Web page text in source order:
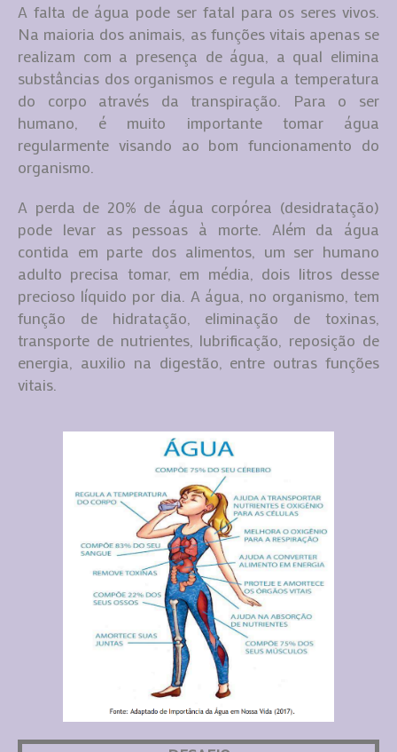
A falta de água pode ser fatal para os seres vivos.
Na maioria dos animais, as funções vitais apenas se
realizam com a presença de água, a qual elimina
substâncias dos organismos e regula a temperatura
do corpo através da transpiração. Para o ser
humano, é muito importante tomar água
regularmente visando ao bom funcionamento do
organismo.
A perda de 20% de água corpórea (desidratação)
pode levar as pessoas à morte. Além da água
contida em parte dos alimentos, um ser humano
adulto precisa tomar, em média, dois litros desse
precioso líquido por dia. A água, no organismo, tem
função de hidratação, eliminação de toxinas,
transporte de nutrientes, lubrificação, reposição de
energia, auxilio na digestão, entre outras funções
vitais.